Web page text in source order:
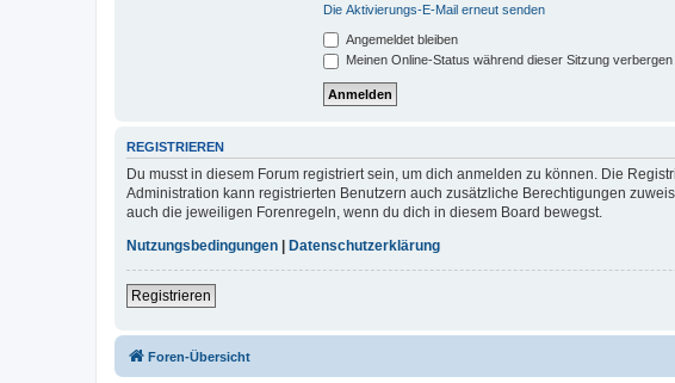
Die Aktivierungs-E-Mail erneut senden
Angemeldet bleiben
Meinen Online-Status während dieser Sitzung verbergen
REGISTRIEREN
Du musst in diesem Forum registriert sein, um dich anmelden zu können. Die
Administration kann registrierten Benutzern auch zusätzliche Berechtigungen
auch die jeweiligen Forenregeln, wenn du dich in diesem Board bewegst.
Nutzungsbedingungen
Datenschutzerklärung
Registrieren
Foren-Übersicht